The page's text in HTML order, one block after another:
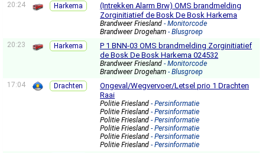
20:24 Harkema
(Intrekken Alarm Brw) OMS brandmelding
Zorginitiatief de Bosk De Bosk Harkema
Brandweer Friesland - Monitorcode
Brandweer Drogeham - Blusgroep
20:23
Harkema
P 1 BNN-03 OMS brandmelding Zorginitiatief
de Bosk De Bosk Harkema 024532
Brandweer Friesland - Monitorcode
Brandweer Drogeham - Blusgroep
17:04
Drachten
Ongeval/Wegvervoer/Letsel prio 1 Drachten
Raai
Politie Friesland - Persinformatie
Politie Friesland - Persinformatie
Politie Friesland - Persinformatie
Politie Friesland - Persinformatie
Politie Friesland - Persinformatie
Politie Friesland - Persinformatie